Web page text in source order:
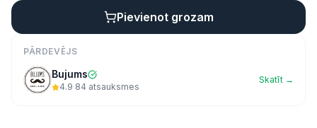
Pievienot grozam
PĀRDEVĒJS
Bujums
4.9·84 atsauksmes
Skatīt →